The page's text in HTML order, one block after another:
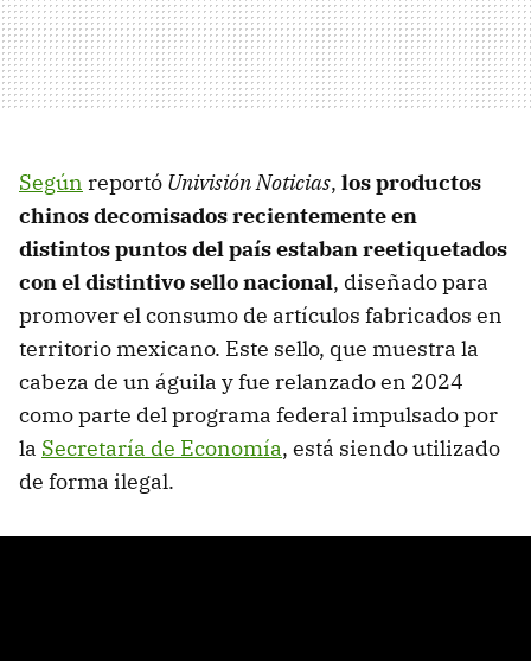
Según reportó Univisión Noticias, los productos
chinos decomisados recientemente en
distintos puntos del país estaban reetiquetados
con el distintivo sello nacional, diseñado para
promover el consumo de artículos fabricados en
territorio mexicano. Este sello, que muestra la
cabeza de un águila y fue relanzado en 2024
como parte del programa federal impulsado por
la Secretaría de Economía, está siendo utilizado
de forma ilegal.